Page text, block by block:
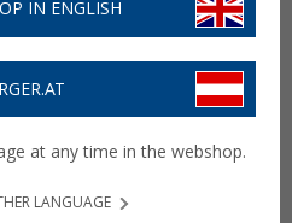
IN ENGLISH
at any time in the webshop.
LANGUAGE